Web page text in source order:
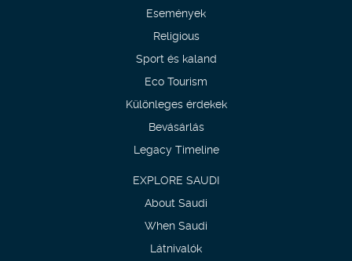
Események
Religious
Sport és kaland
Eco Tourism
Különleges érdekek
Bevásárlás
Legacy Timeline
EXPLORE SAUDI
About Saudi
When Saudi
Látnivalók